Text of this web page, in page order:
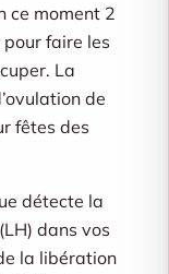
ce moment 2
faire les
La
de
fêtes des
détecte la
dans vos
la libération